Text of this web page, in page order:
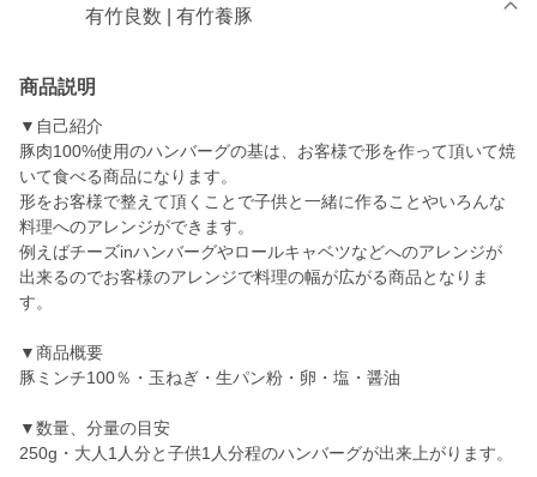
有竹良数 | 有竹養豚
商品説明
▼自己紹介
豚肉100%使用のハンバーグの基は、お客様で形を作って頂いて焼
いて食べる商品になります。
形をお客様で整えて頂くことで子供と一緒に作ることやいろんな
料理へのアレンジができます。
例えばチーズinハンバーグやロールキャベツなどへのアレンジが
出来るのでお客様のアレンジで料理の幅が広がる商品となりま
す。
▼商品概要
豚ミンチ100％・玉ねぎ・生パン粉・卵・塩・醤油
▼数量、分量の目安
250g・大人1人分と子供1人分程のハンバーグが出来上がります。